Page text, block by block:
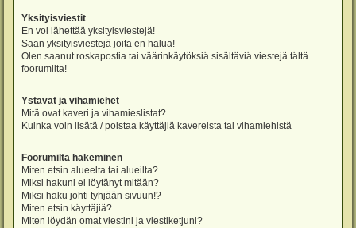
Yksityisviestit
En voi lähettää yksityisviestejä!
Saan yksityisviestejä joita en halua!
Olen saanut roskapostia tai väärinkäytöksiä sisältäviä viestejä tältä
foorumilta!
Ystävät ja vihamiehet
Mitä ovat kaveri ja vihamieslistat?
Kuinka voin lisätä / poistaa käyttäjiä kavereista tai vihamiehistä
Foorumilta hakeminen
Miten etsin alueelta tai alueilta?
Miksi hakuni ei löytänyt mitään?
Miksi haku johti tyhjään sivuun!?
Miten etsin käyttäjiä?
Miten löydän omat viestini ja viestiketjuni?